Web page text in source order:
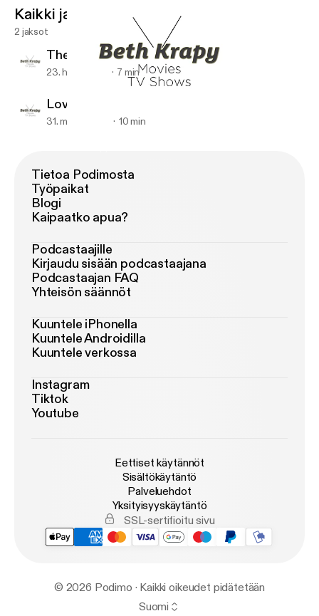
Kaikki jaksot
2 jaksot
The Alienist
23. huhti 2018 7 min
Love, Simon
31. maalis 2018 10 min
Tietoa Podimosta
Työpaikat
Blogi
Kaipaatko apua?
Podcastaajille
Kirjaudu sisään podcastaajana
Podcastaajan FAQ
Yhteisön säännöt
Kuuntele iPhonella
Kuuntele Androidilla
Kuuntele verkossa
Instagram
Tiktok
Youtube
Eettiset käytännöt
Sisältökäytäntö
Palveluehdot
Yksityisyyskäytäntö
SSL-sertifioitu sivu
© 2026 Podimo · Kaikki oikeudet pidätetään
Suomi